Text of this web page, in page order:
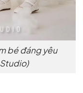
bé đáng yêu